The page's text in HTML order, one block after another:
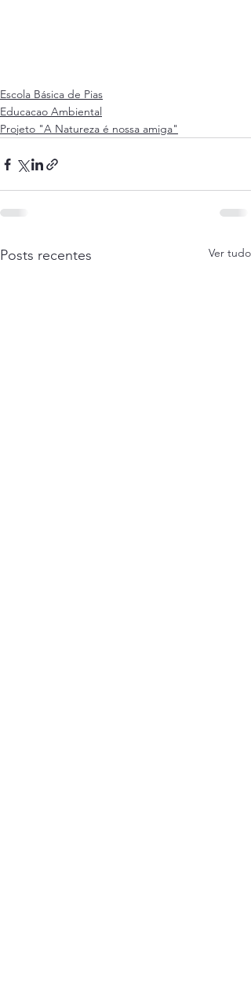
Escola Básica de Pias
Educacao Ambiental
Projeto "A Natureza é nossa amiga"
Posts recentes Ver tudo